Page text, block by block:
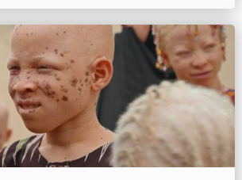
не только в сфере лёгкой
но и в быту большинства
о том, какую дату считать Днём
машинки н...